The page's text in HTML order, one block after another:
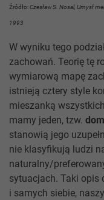
Źródło:Czesław S. Nosal, Umysł
1993
W wyniku tego
zachowań. Teorię tę
wymiarową mapę
istnieją cztery style
mieszanką
mamy jeden, tzw.
stanowią jego
nie klasyfikują ludzi
naturalny/
sytuacjach. Taki opis
i samych siebie,